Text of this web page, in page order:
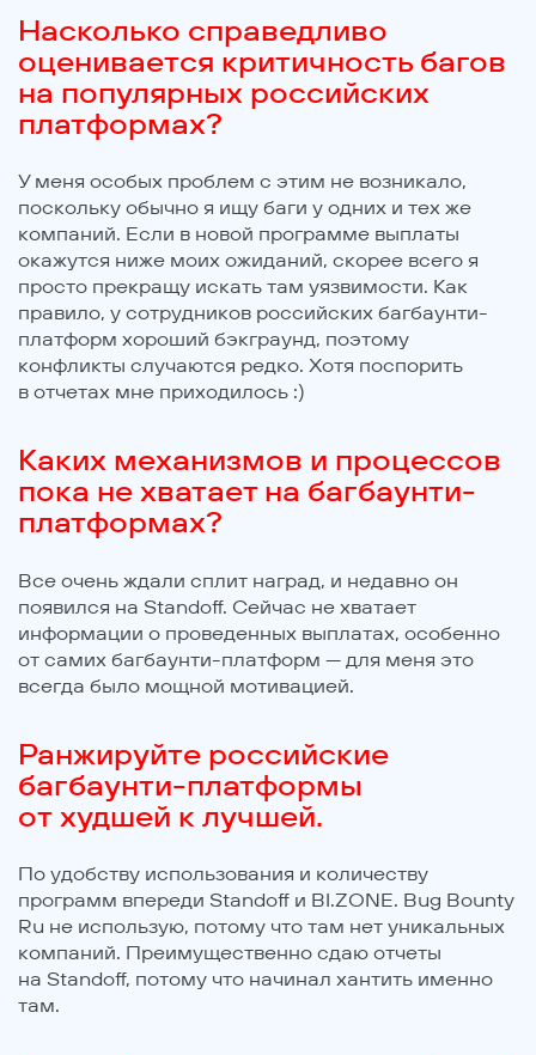
Насколько справедливо
оценивается критичность багов
на популярных российских
платформах?
У меня особых проблем с этим не возникало,
поскольку обычно я ищу баги у одних и тех же
компаний. Если в новой программе выплаты
окажутся ниже моих ожиданий, скорее всего я
просто прекращу искать там уязвимости. Как
правило, у сотрудников российских багбаунти-
платформ хороший бэкграунд, поэтому
конфликты случаются редко. Хотя поспорить
в отчетах мне приходилось :)
Каких механизмов и процессов
пока не хватает на багбаунти-
платформах?
Все очень ждали сплит наград, и недавно он
появился на Standoff. Сейчас не хватает
информации о проведенных выплатах, особенно
от самих багбаунти-платформ — для меня это
всегда было мощной мотивацией.
Ранжируйте российские
багбаунти-платформы
от худшей к лучшей.
По удобству использования и количеству
программ впереди Standoff и BI.ZONE. Bug Bounty
Ru не использую, потому что там нет уникальных
компаний. Преимущественно сдаю отчеты
на Standoff, потому что начинал хантить именно
там.